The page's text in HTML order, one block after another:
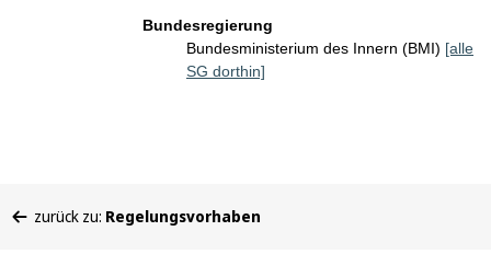
Bundesregierung
Bundesministerium des Innern (BMI) [alle
SG dorthin]
befinden
zurück zu: Regelungsvorhaben